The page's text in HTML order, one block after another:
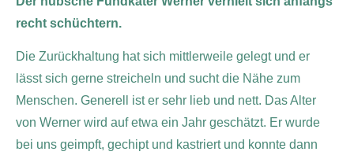
recht schüchtern.
Die Zurückhaltung hat sich mittlerweile gelegt und er
lässt sich gerne streicheln und sucht die Nähe zum
Menschen. Generell ist er sehr lieb und nett. Das Alter
von Werner wird auf etwa ein Jahr geschätzt. Er wurde
bei uns geimpft, gechipt und kastriert und konnte dann